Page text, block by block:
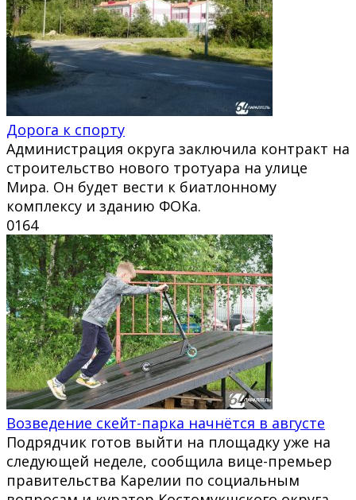
Дорога к спорту
Администрация округа заключила контракт на
строительство нового тротуара на улице
Мира. Он будет вести к биатлонному
комплексу и зданию ФОКа.
0164
Возведение скейт-парка начнётся в августе
Подрядчик готов выйти на площадку уже на
следующей неделе, сообщила вице-премьер
правительства Карелии по социальным